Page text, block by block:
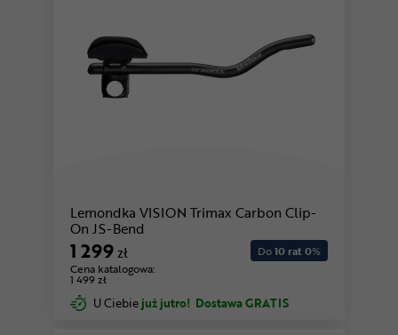
Lemondka VISION Trimax Carbon Clip-
On JS-Bend
1 299zł
Cena katalogowa:
1 499 zł
Do10 rat 0%
U Ciebie już jutro! Dostawa GRATIS